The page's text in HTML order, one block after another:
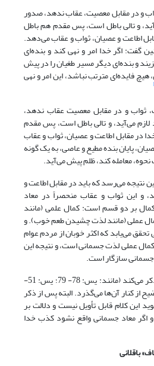
و در مقابل معصیت، عقاب ندهد، صدور
و تالی باطل است، پس مقدم هم باطل
اطاعت و عصیان، ثواب و عقاب می‌دهد.
گفت: اگر خدا امر و نهی کند و بنده‌ای
و بنده‌ای دیگر مسیر طغیان را در پیش
فایده‌ای مترتب نباشد، این امر و نهی
ثواب و در مقابل معصیت عقاب ندهد،
لازم می‌آید، و تالی باطل است، پس مقدم
در مقابل اطاعت و عصیان، ثواب و عقاب
پایان بنده مطیع و عاصی، به یک گونه
معامله کند، ظلم پیش می‌آید.
نتیجه می‌رسد که باید در مقابل اطاعت و
و این ثواب و عقاب منحصراً در معاد
بر دو قسم است: کمال علمی (مانند
عملی (مانند لذت چشیدن طعم خوب). و
تحقق می‌یابد که اکثر خوبان از مردم عوام
عملی لذت جسمانی است، و نتیجه این
جسمانی سازگار است.
به عنوان ادله نقلی آیاتی را ذکر می‌کند (مانند: یس: 78- 79؛ یس: 51-
و بدون توضیح از کنار آن‌ها می‌گذرد. البته پس از ذکر
می‌گوید این کلام قابل تأویل نیست و دلالت بر
اگر معاد جسمانی واقع نشود کذب خدا